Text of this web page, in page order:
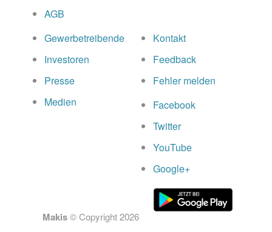
AGB
Gewerbetreibende
Investoren
Presse
Medien
Kontakt
Feedback
Fehler melden
Facebook
Twitter
YouTube
Google+
Makis© Copyright2026